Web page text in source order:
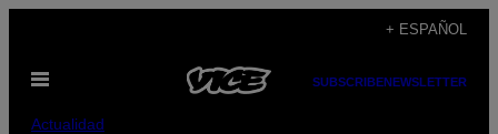
contenido
+ ESPAÑOL
Abrir
SUBSCRIBENEWSLETTER
Actualidad